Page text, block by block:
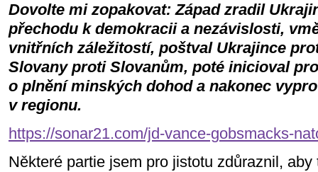
Dovolte mi zopakovat: Západ zradil
přechodu k demokracii a nezávislosti,
vnitřních záležitostí, poštval Ukrajince
Slovany proti Slovanům, poté inicioval
o plnění minských dohod a nakonec
v regionu.
https://sonar21.com/jd-vance-gobsmacks-
Některé partie jsem pro jistotu zdůraznil, aby